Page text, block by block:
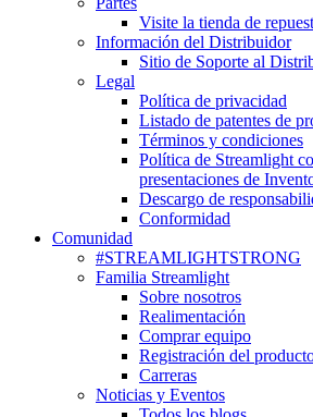
Visite la tienda de
Información del Distribuidor
Sitio de Soporte al
Legal
Política de privacidad
Listado de patentes de
Términos y condiciones
Política de Streamlight
presentaciones de
Descargo de
Conformidad
Comunidad
#STREAMLIGHTSTRONG
Familia Streamlight
Sobre nosotros
Realimentación
Comprar equipo
Registración del
Carreras
Noticias y Eventos